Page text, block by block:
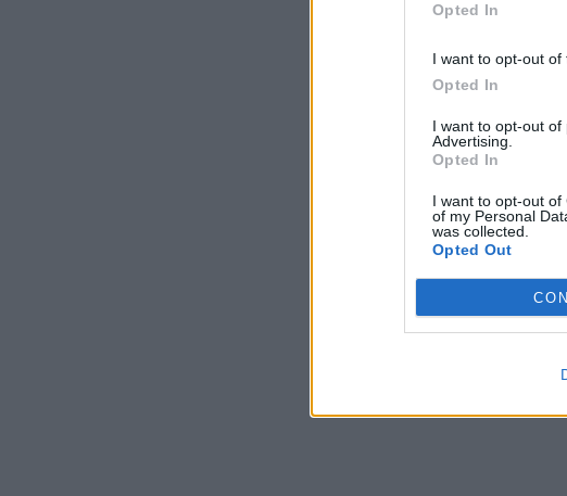
Opted In
I want to opt-out of
Opted In
I want to opt-out of
Advertising.
Opted In
I want to opt-out of
of my Personal
was collected.
Opted Out